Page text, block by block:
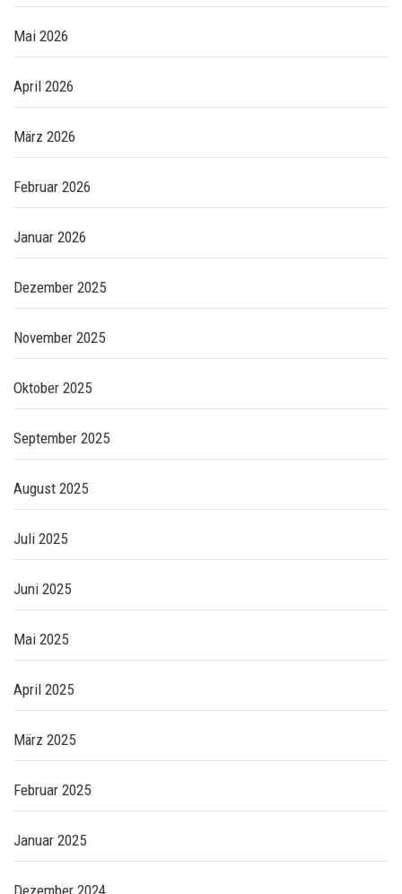
Mai 2026
April 2026
März 2026
Februar 2026
Januar 2026
Dezember 2025
November 2025
Oktober 2025
September 2025
August 2025
Juli 2025
Juni 2025
Mai 2025
April 2025
März 2025
Februar 2025
Januar 2025